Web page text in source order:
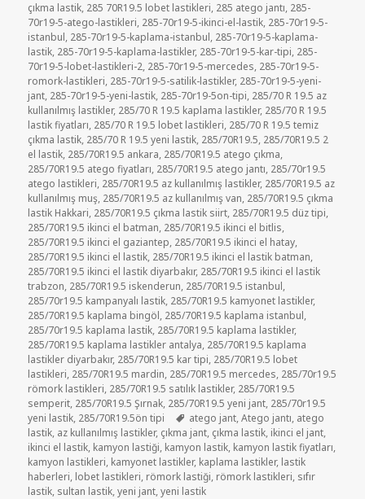
çıkma lastik, 285 70R19.5 lobet lastikleri, 285 atego jantı, 285-
70r19-5-atego-lastikleri, 285-70r19-5-ikinci-el-lastik, 285-70r19-5-
istanbul, 285-70r19-5-kaplama-istanbul, 285-70r19-5-kaplama-
lastik, 285-70r19-5-kaplama-lastikler, 285-70r19-5-kar-tipi, 285-
70r19-5-lobet-lastikleri-2, 285-70r19-5-mercedes, 285-70r19-5-
romork-lastikleri, 285-70r19-5-satilik-lastikler, 285-70r19-5-yeni-
jant, 285-70r19-5-yeni-lastik, 285-70r19-5on-tipi, 285/70 R 19.5 az
kullanılmış lastikler, 285/70 R 19.5 kaplama lastikler, 285/70 R 19.5
lastik fiyatları, 285/70 R 19.5 lobet lastikleri, 285/70 R 19.5 temiz
çıkma lastik, 285/70 R 19.5 yeni lastik, 285/70R19.5, 285/70R19.5 2
el lastik, 285/70R19.5 ankara, 285/70R19.5 atego çıkma,
285/70R19.5 atego fiyatları, 285/70R19.5 atego jantı, 285/70r19.5
atego lastikleri, 285/70R19.5 az kullanılmış lastikler, 285/70R19.5 az
kullanılmış muş, 285/70R19.5 az kullanılmış van, 285/70R19.5 çıkma
lastik Hakkari, 285/70R19.5 çıkma lastik siirt, 285/70R19.5 düz tipi,
285/70R19.5 ikinci el batman, 285/70R19.5 ikinci el bitlis,
285/70R19.5 ikinci el gaziantep, 285/70R19.5 ikinci el hatay,
285/70R19.5 ikinci el lastik, 285/70R19.5 ikinci el lastik batman,
285/70R19.5 ikinci el lastik diyarbakır, 285/70R19.5 ikinci el lastik
trabzon, 285/70R19.5 iskenderun, 285/70R19.5 istanbul,
285/70r19.5 kampanyalı lastik, 285/70R19.5 kamyonet lastikler,
285/70R19.5 kaplama bingöl, 285/70R19.5 kaplama istanbul,
285/70r19.5 kaplama lastik, 285/70R19.5 kaplama lastikler,
285/70R19.5 kaplama lastikler antalya, 285/70R19.5 kaplama
lastikler diyarbakır, 285/70R19.5 kar tipi, 285/70R19.5 lobet
lastikleri, 285/70R19.5 mardin, 285/70R19.5 mercedes, 285/70r19.5
römork lastikleri, 285/70R19.5 satılık lastikler, 285/70R19.5
semperit, 285/70R19.5 Şırnak, 285/70R19.5 yeni jant, 285/70r19.5
yeni lastik, 285/70R19.5ön tipi Etiketler
atego jant,Atego jantı, atego
lastik, az kullanılmış lastikler, çıkma jant, çıkma lastik, ikinci el jant,
ikinci el lastik, kamyon lastiği, kamyon lastik, kamyon lastik fiyatları,
kamyon lastikleri, kamyonet lastikler, kaplama lastikler, lastik
haberleri, lobet lastikleri, römork lastiği, römork lastikleri, sıfır
lastik, sultan lastik,yeni jant,yeni lastik